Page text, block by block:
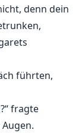
denn dein
führten,
fragte